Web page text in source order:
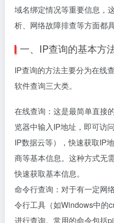
域名绑定情况等重要信息，
析、网络故障排查等方面都
一、IP查询的基本方
IP查询的方法主要分为在线
软件查询三大类。
在线查询：这是最简单直接
览器中输入IP地址，即可访
IP数据云等），快速获取IP
商等基本信息。这种方式无
快速获取基本信息。
命令行查询：对于有一定网
令行工具（如Windows中的
进行查询。常用的命令包括